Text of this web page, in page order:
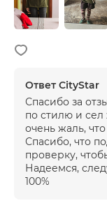
Ответ CityStar
Спасибо за
по стилю и
очень жаль,
Спасибо, что
проверку,
Надеемся,
100%